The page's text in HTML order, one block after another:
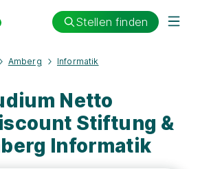
Stellen finden
Amberg Informatik
Netto
Stiftung &
Informatik